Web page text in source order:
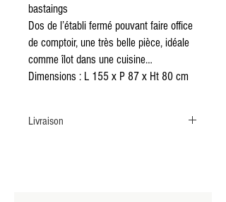
bastaings
Dos de l’établi fermé pouvant faire office
de comptoir, une très belle pièce, idéale
comme îlot dans une cuisine…
Dimensions : L 155 x P 87 x Ht 80 cm
Livraison